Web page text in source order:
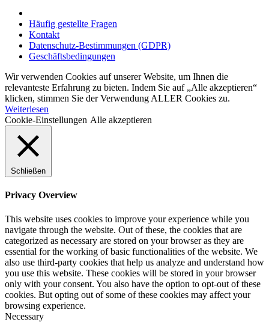
Häufig gestellte Fragen
Kontakt
Datenschutz-Bestimmungen (GDPR)
Geschäftsbedingungen
Wir verwenden Cookies auf unserer Website, um Ihnen die
relevanteste Erfahrung zu bieten. Indem Sie auf „Alle akzeptieren“
klicken, stimmen Sie der Verwendung ALLER Cookies zu.
Weiterlesen
Cookie-Einstellungen Alle akzeptieren
Schließen
Privacy Overview
This website uses cookies to improve your experience while you
navigate through the website. Out of these, the cookies that are
categorized as necessary are stored on your browser as they are
essential for the working of basic functionalities of the website. We
also use third-party cookies that help us analyze and understand how
you use this website. These cookies will be stored in your browser
only with your consent. You also have the option to opt-out of these
cookies. But opting out of some of these cookies may affect your
browsing experience.
Necessary